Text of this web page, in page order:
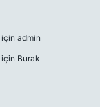
için admin
için Burak